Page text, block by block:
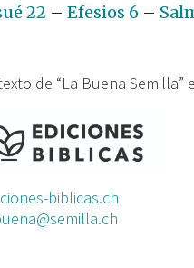
22 – Efesios 6 –
de “La Buena Semilla”
biblicas.ch